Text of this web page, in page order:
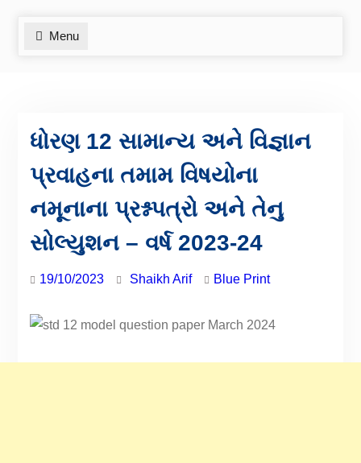
Menu
ધોરણ 12 સામાન્ય અને વિજ્ઞાન
પ્રવાહના તમામ વિષયોના
નમૂનાના પ્રશ્નપત્રો અને તેનુ
સોલ્યુશન – વર્ષ 2023-24
19/10/2023 Shaikh Arif Blue Print